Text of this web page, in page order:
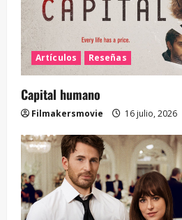
Artículos Reseñas
Capital humano
Filmakersmovie 16 julio, 2026